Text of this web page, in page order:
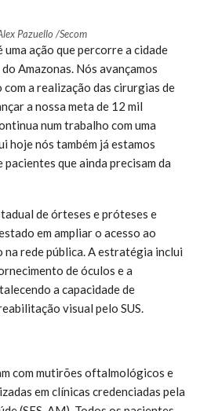
Pazuello /Secom
uma ação que percorre a cidade
Amazonas. Nós avançamos
a realização das cirurgias de
a nossa meta de 12 mil
num trabalho com uma
hoje nós também já estamos
que ainda precisam da
de órteses e próteses e
em ampliar o acesso ao
rede pública. A estratégia inclui
de óculos e a
a capacidade de
visual pelo SUS.
com mutirões oftalmológicos e
em clínicas credenciadas pela